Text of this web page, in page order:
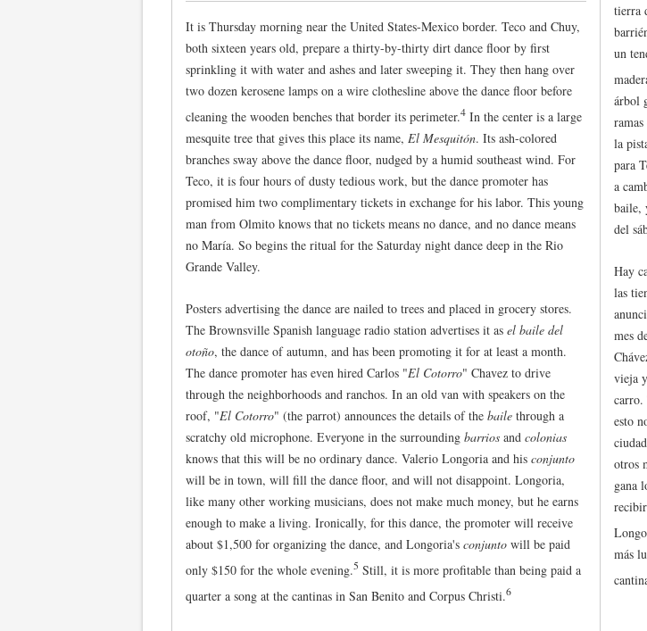
It is Thursday morning near the United States-Mexico border. Teco and Chuy,
both sixteen years old, prepare a thirty-by-thirty dirt dance floor by first
sprinkling it with water and ashes and later sweeping it. They then hang over
two dozen kerosene lamps on a wire clothesline above the dance floor before
cleaning the wooden benches that border its perimeter.4 In the center is a large
mesquite tree that gives this place its name, El Mesquitón. Its ash-colored
branches sway above the dance floor, nudged by a humid southeast wind. For
Teco, it is four hours of dusty tedious work, but the dance promoter has
promised him two complimentary tickets in exchange for his labor. This young
man from Olmito knows that no tickets means no dance, and no dance means
no María. So begins the ritual for the Saturday night dance deep in the Rio
Grande Valley.
Posters advertising the dance are nailed to trees and placed in grocery stores.
The Brownsville Spanish language radio station advertises it as el baile del
otoño, the dance of autumn, and has been promoting it for at least a month.
The dance promoter has even hired Carlos "El Cotorro" Chavez to drive
through the neighborhoods and ranchos. In an old van with speakers on the
roof, "El Cotorro" (the parrot) announces the details of the baile through a
scratchy old microphone. Everyone in the surrounding barrios and colonias
knows that this will be no ordinary dance. Valerio Longoria and his conjunto
will be in town, will fill the dance floor, and will not disappoint. Longoria,
like many other working musicians, does not make much money, but he earns
enough to make a living. Ironically, for this dance, the promoter will receive
about $1,500 for organizing the dance, and Longoria's conjunto will be paid
only $150 for the whole evening.5 Still, it is more profitable than being paid a
quarter a song at the cantinas in San Benito and Corpus Christi.6
tierra
un
árbol
la
para
a
baile,
del
Hay
las
mes
vieja
carro.
esto
otros
gana
más